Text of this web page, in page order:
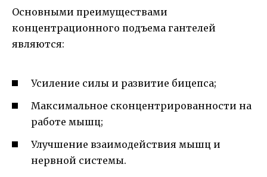
Основными преимуществами
концентрационного подъема гантелей
являются:
Усиление силы и развитие бицепса;
Максимальное сконцентрированности на
работе мышц;
Улучшение взаимодействия мышц и
нервной системы.